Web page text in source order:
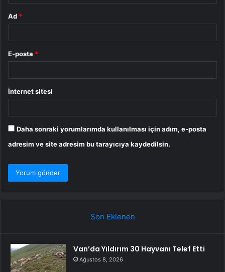
Ad *
E-posta *
İnternet sitesi
Daha sonraki yorumlarımda kullanılması için adım, e-posta
adresim ve site adresim bu tarayıcıya kaydedilsin.
Son Eklenen
Van’da Yıldırım 30 Hayvanı Telef Etti
Ağustos 8, 2026